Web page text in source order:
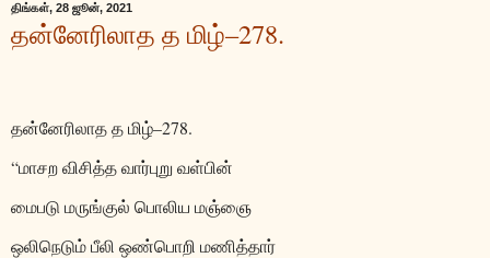
திங்கள், 28 ஜூன், 2021
தன்னேரிலாத த மிழ்–278.
தன்னேரிலாத த மிழ்–278.
“மாசற விசித்த வார்புறு வள்பின்
மைபடு மருங்குல் பொலிய மஞ்ஞை
ஒலிநெடும் பீலி ஒண்பொறி மணித்தார்